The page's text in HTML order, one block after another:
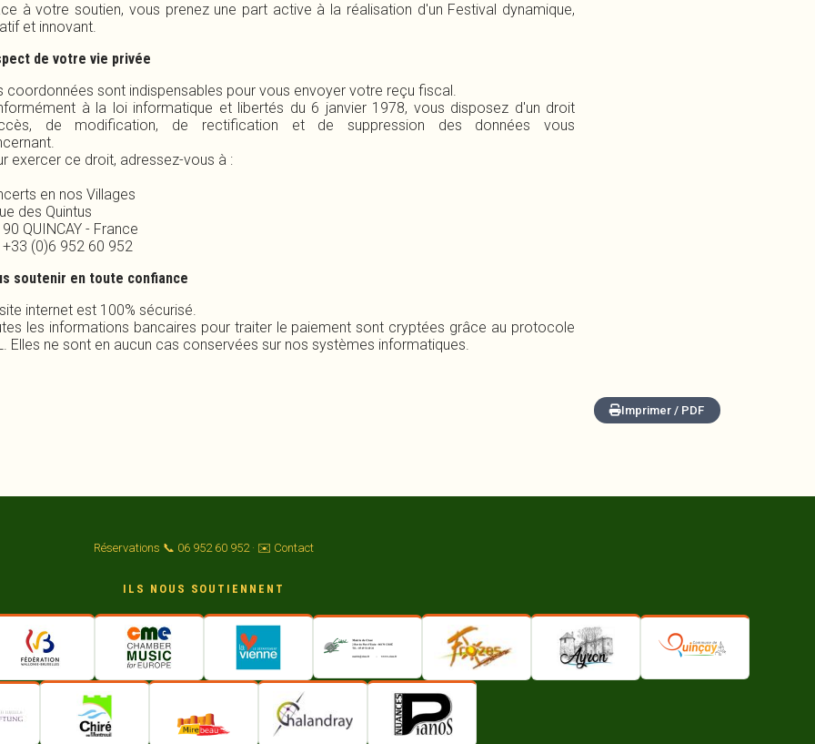
à votre soutien, vous prenez une part active à la réalisation d'un Festival dynamique,
et innovant.
de votre vie privée
coordonnées sont indispensables pour vous envoyer votre reçu fiscal.
à la loi informatique et libertés du 6 janvier 1978, vous disposez d'un droit
de modification, de rectification et de suppression des données vous
exercer ce droit, adressez-vous à :
en nos Villages
des Quintus
QUINCAY - France
+33 (0)6 952 60 952
soutenir en toute confiance
internet est 100% sécurisé.
les informations bancaires pour traiter le paiement sont cryptées grâce au protocole
Elles ne sont en aucun cas conservées sur nos systèmes informatiques.
Imprimer / PDF
Réservations 📞 06 952 60 952· ✉️ Contact